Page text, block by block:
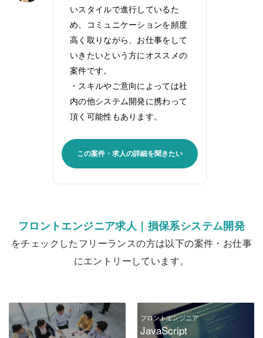
いスタイルで進行しているた
め、コミュニケーションを頻度
高く取りながら、お仕事をして
いきたいという方にオススメの
案件です。
・スキルやご意向によっては社
内の他システム開発に携わって
頂く可能性もあります。
この案件・求人の詳細を聞きたい
フロントエンジニア求人｜損保系システム開発
をチェックしたフリーランスの方は以下の案件・お仕事
にエントリーしています。
フロントエンジニア
JavaScript